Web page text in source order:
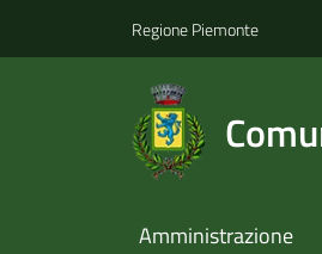
Regione Piemonte
Amministrazione